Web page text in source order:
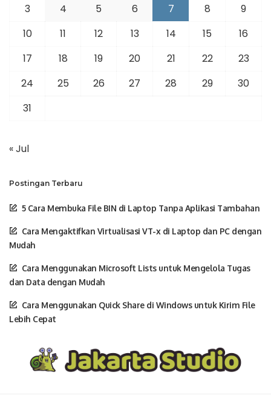
3
4 5 6 7 8
9
10
11 12 13 14 15
16
17
18 19 20 21 22
23
24
25 26 27 28 29
30
31
« Jul
Postingan Terbaru
5 Cara Membuka File BIN di Laptop Tanpa Aplikasi Tambahan
Cara Mengaktifkan Virtualisasi VT-x di Laptop dan PC dengan
Mudah
Cara Menggunakan Microsoft Lists untuk Mengelola Tugas
dan Data dengan Mudah
Cara Menggunakan Quick Share di Windows untuk Kirim File
Lebih Cepat